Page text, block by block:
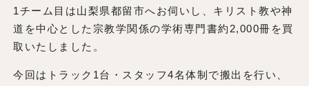
1チーム目は山梨県都留市へお伺いし、キリスト教や神
道を中心とした宗教学関係の学術専門書約2,000冊を買
取いたしました。
今回はトラック1台・スタッフ4名体制で搬出を行い、